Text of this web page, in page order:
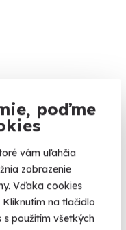
poďme
vám uľahčia
zobrazenie
Vďaka cookies
na tlačidlo
s použitím všetkých
Edition v